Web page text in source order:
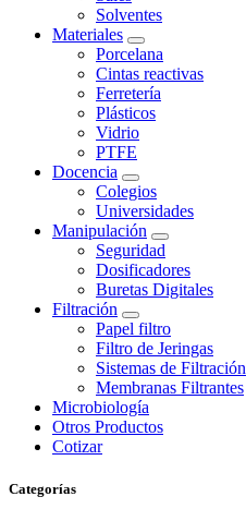
Solventes
Materiales
Porcelana
Cintas reactivas
Ferretería
Plásticos
Vidrio
PTFE
Docencia
Colegios
Universidades
Manipulación
Seguridad
Dosificadores
Buretas Digitales
Filtración
Papel filtro
Filtro de Jeringas
Sistemas de Filtración
Membranas Filtrantes
Microbiología
Otros Productos
Cotizar
Categorías